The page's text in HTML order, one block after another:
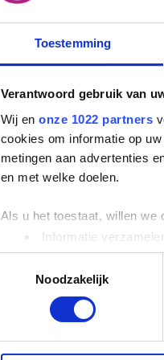
Toestemming
Verantwoord gebruik van
Wij en onze 1022 partners
cookies om informatie op
metingen aan advertenties
en met welke doelen.
Als u het toestaat, willen we
Informatie
Uw apparaat
Lees meer over hoe uw
Noodzakelijk
Onderzoek
Bibliotheek